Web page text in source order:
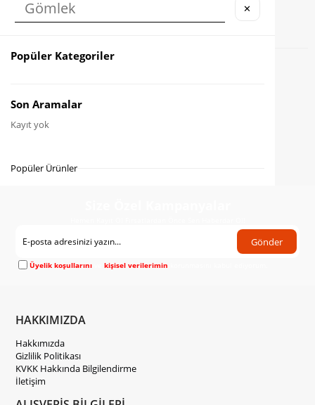
Kapıda Nakit veya Kart ile Ödeme İmkanı
Karşılaştır
Fiyat Düşünce Haber Ver
Gönder
Üyelik koşullarını vekişisel verilerimin
HAKKIMIZDA
Hakkımızda
Gizlilik Politikası
KVKK Hakkında Bilgilendirme
İletişim
✕
Popüler Kategoriler
Son Aramalar
Kayıt yok
Popüler Ürünler